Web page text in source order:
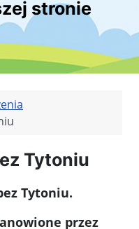
stronie
Tytoniu
Tytoniu.
przez